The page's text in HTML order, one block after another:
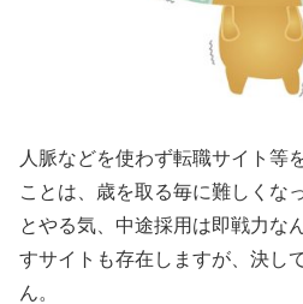
人脈などを使わず転職サイト等
ことは、歳を取る毎に難しくな
とやる気、中途採用は即戦力な
すサイトも存在しますが、決し
ん。